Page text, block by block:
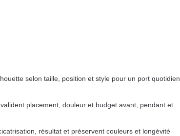
selon taille, position et style pour un port quotidien
placement, douleur et budget avant, pendant et
résultat et préservent couleurs et longévité